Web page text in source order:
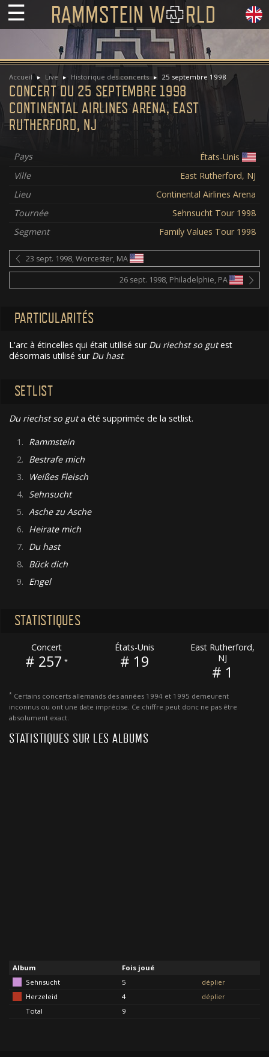
☰
Accueil Live Historique des concerts 25 septembre 1998
CONCERT DU 25 SEPTEMBRE 1998
CONTINENTAL AIRLINES ARENA, EAST
RUTHERFORD, NJ
Pays
États-Unis
Ville
East Rutherford, NJ
Lieu
Continental Airlines Arena
Tournée
Sehnsucht Tour 1998
Segment
Family Values Tour 1998
23 sept. 1998, Worcester, MA
26 sept. 1998, Philadelphie, PA
PARTICULARITÉS
L'arc à étincelles qui était utilisé sur Du riechst so gutest
désormais utilisé sur Du hast.
SETLIST
Du riechst so guta été supprimée de la setlist.
1. Rammstein
2. Bestrafe mich
3.
Weißes Fleisch
4. Sehnsucht
5. Asche zu Asche
6. Heirate mich
7. Du hast
8. Bück dich
9. Engel
STATISTIQUES
Concert
# 257 *
États-Unis
# 19
East Rutherford,
NJ
# 1
* Certains concerts allemands des années 1994 et 1995 demeurent
inconnus ou ont une date imprécise. Ce chiffre peut donc ne pas être
absolument exact.
STATISTIQUES SUR LES ALBUMS
Album
Fois joué
Sehnsucht
5
déplier
Herzeleid
4
déplier
Total
9